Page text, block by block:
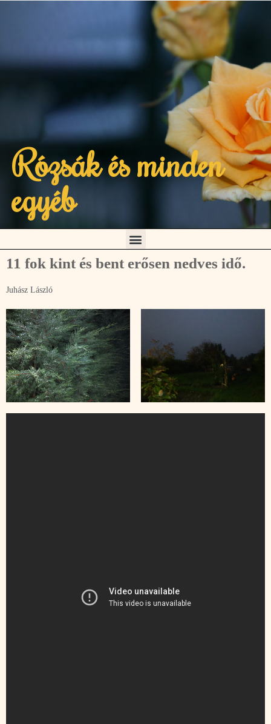
Rózsák és minden
egyéb
11 fok kint és bent erősen nedves idő.
Juhász László